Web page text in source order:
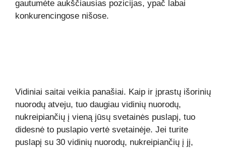
gautumėte aukščiausias pozicijas, ypač labai
konkurencingose ​​nišose.
Vidiniai saitai veikia panašiai. Kaip ir įprastų išorinių
nuorodų atveju, tuo daugiau vidinių nuorodų,
nukreipiančių į vieną jūsų svetainės puslapį, tuo
didesnė to puslapio vertė svetainėje. Jei turite
puslapį su 30 vidinių nuorodų, nukreipiančių į jį,